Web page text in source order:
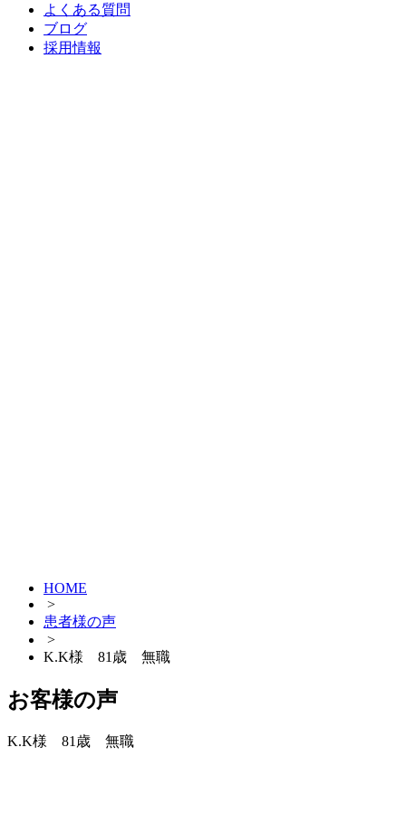
よくある質問
ブログ
採用情報
HOME
>
患者様の声
>
K.K様 81歳 無職
お客様の声
K.K様 81歳 無職